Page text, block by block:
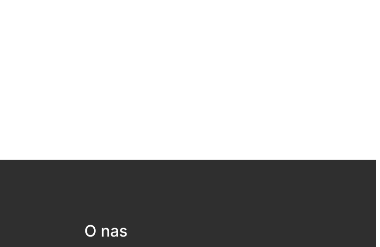
O nas